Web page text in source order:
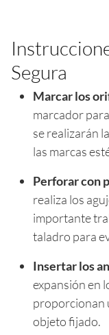
Segura
Marcar los
marcador
se realizarán
las marcas
Perforar con
realiza los
importante
taladro para
Insertar los
expansión en
proporcionan
objeto fijado.